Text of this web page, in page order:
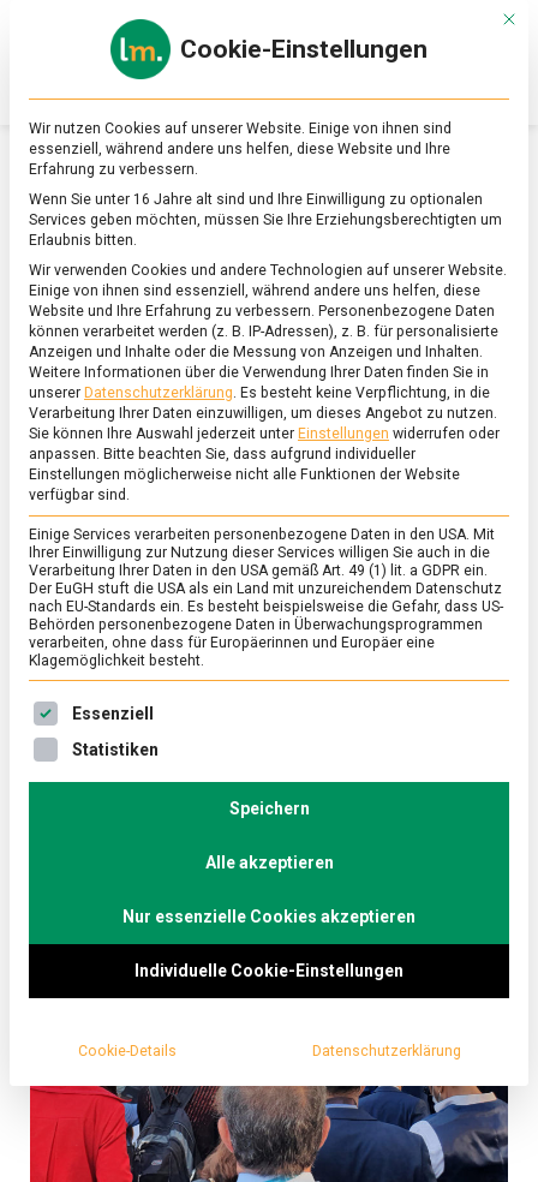
Online-
Magazin
zu
&
Ernährung
SCHLAGWORT:OLIVENÖL
ERNÄHRUNG & GESUNDHEIT /FEATURED
Urlaubsgrüße und Olivenöl von Kreta
6. September 2024
Urlaubsgrüße
Sonne, Meer und gutes Essen: Urlaub auf Kreta
verspricht eine schöne Zeit. Die Insel ist aber auch
Mit
Cookie-Einstellungen
Wir nutzen Cookies auf unserer Website. Einige von ihnen sind
essenziell, während andere uns helfen, diese Website und Ihre
Erfahrung zu verbessern.
Wenn Sie unter 16 Jahre alt sind und Ihre Einwilligung zu optionalen
Services geben möchten, müssen Sie Ihre Erziehungsberechtigten um
Erlaubnis bitten.
Wir verwenden Cookies und andere Technologien auf unserer Website.
Einige von ihnen sind essenziell, während andere uns helfen, diese
Website und Ihre Erfahrung zu verbessern. Personenbezogene Daten
können verarbeitet werden (z. B. IP-Adressen), z. B. für personalisierte
Anzeigen und Inhalte oder die Messung von Anzeigen und Inhalten.
Weitere Informationen über die Verwendung Ihrer Daten finden Sie in
unserer Datenschutzerklärung. Es besteht keine Verpflichtung, in die
Verarbeitung Ihrer Daten einzuwilligen, um dieses Angebot zu nutzen.
Sie können Ihre Auswahl jederzeit unter Einstellungen widerrufen oder
anpassen. Bitte beachten Sie, dass aufgrund individueller
Einstellungen möglicherweise nicht alle Funktionen der Website
verfügbar sind.
Einige Services verarbeiten personenbezogene Daten in den USA. Mit
Ihrer Einwilligung zur Nutzung dieser Services willigen Sie auch in die
Verarbeitung Ihrer Daten in den USA gemäß Art. 49 (1) lit. a GDPR ein.
Der EuGH stuft die USA als ein Land mit unzureichendem Datenschutz
nach EU-Standards ein. Es besteht beispielsweise die Gefahr, dass US-
Behörden personenbezogene Daten in Überwachungsprogrammen
verarbeiten, ohne dass für Europäerinnen und Europäer eine
Klagemöglichkeit besteht.
Es folgt eine Liste der Service-Gruppen, für die eine
Essenziell
Statistiken
Speichern
Alle akzeptieren
Nur essenzielle Cookies akzeptieren
Individuelle Cookie-Einstellungen
Cookie-Details Datenschutzerklärung